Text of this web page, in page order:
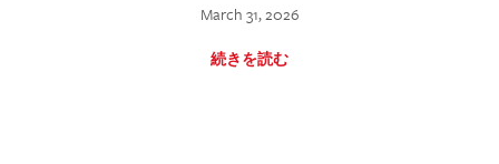
March 31, 2026
続きを読む